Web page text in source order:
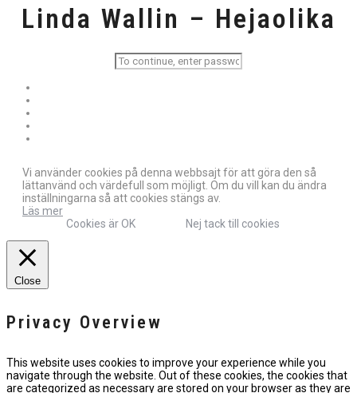
Linda Wallin – Hejaolika
Vi använder cookies på denna webbsajt för att göra den så
lättanvänd och värdefull som möjligt. Om du vill kan du ändra
inställningarna så att cookies stängs av.
Läs mer
Cookies är OK
Nej tack till cookies
Close
Privacy Overview
This website uses cookies to improve your experience while you
navigate through the website. Out of these cookies, the cookies that
are categorized as necessary are stored on your browser as they are